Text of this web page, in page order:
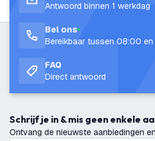
Antwoord binnen 1 werkdag
Bel ons
Bereikbaar tussen 08:00
FAQ
Direct antwoord
Schrijf je in & mis geen enkele
Ontvang de nieuwste aanbiedingen